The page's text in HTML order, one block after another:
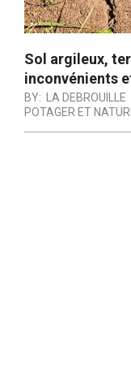
Sol argileux,
inconvénients
BY: LA DEBROUILLE
POTAGER ET